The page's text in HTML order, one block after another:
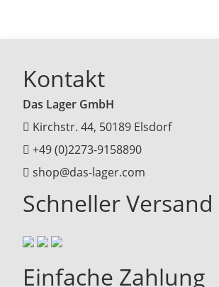
Kontakt
Das Lager GmbH
Kirchstr. 44, 50189 Elsdorf
+49 (0)2273-9158890
shop@das-lager.com
Schneller Versand
Einfache Zahlung